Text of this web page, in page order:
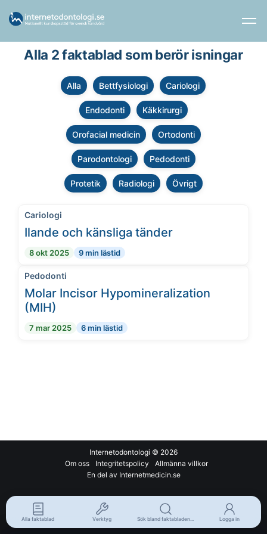
Alla 2 faktablad som berör isningar
Alla Bettfysiologi Cariologi
Endodonti Käkkirurgi
Orofacial medicin Ortodonti
Parodontologi Pedodonti
Protetik Radiologi Övrigt
Cariologi
Ilande och känsliga tänder
8 okt 2025 9 min lästid
Pedodonti
Molar Incisor Hypomineralization
(MIH)
7 mar 2025 6 min lästid
Internetodontologi © 2026
Om oss
Integritetspolicy
Allmänna villkor
En del av Internetmedicin.se
Alla faktablad Verktyg Sök bland faktabladen... Logga in